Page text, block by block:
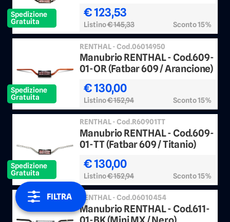
FILTRA
Spedizione
Gratuita
€ 123,53
Listino€ 145,33 Sconto 15%
Spedizione
Gratuita
RENTHAL - Cod.06014950
Manubrio RENTHAL - Cod.609-
01-OR (Fatbar 609 / Arancione)
€ 130,00
Listino€ 152,94 Sconto 15%
Spedizione
Gratuita
RENTHAL - Cod.R60901TT
Manubrio RENTHAL - Cod.609-
01-TT (Fatbar 609 / Titanio)
€ 130,00
Listino€ 152,94 Sconto 15%
RENTHAL - Cod.06010454
Manubrio RENTHAL - Cod.611-